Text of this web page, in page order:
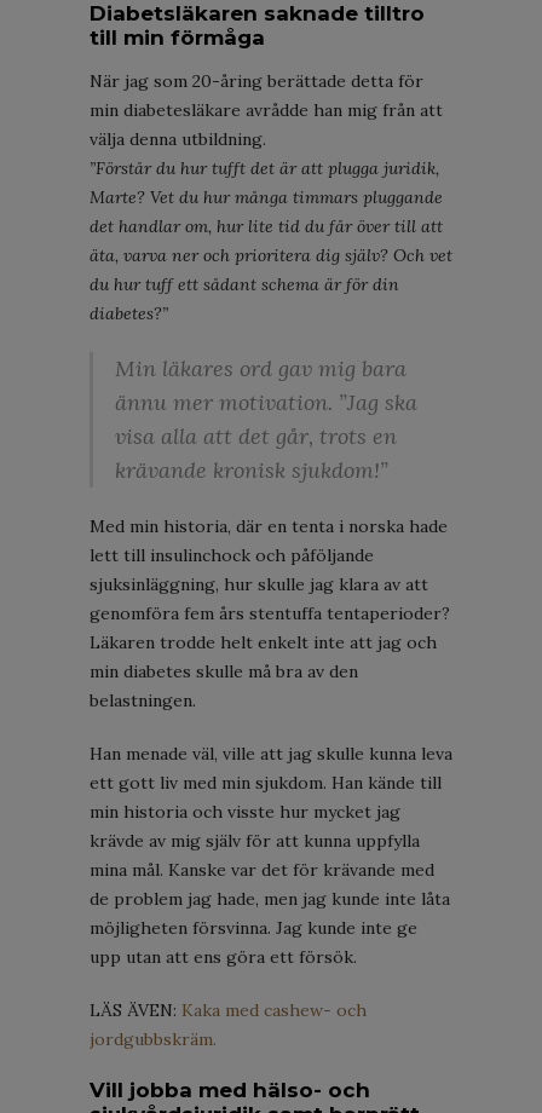
Diabetsläkaren saknade tilltro
till min förmåga
När jag som 20-åring berättade detta för
min diabetesläkare avrådde han mig från att
välja denna utbildning.
”Förstår du hur tufft det är att plugga juridik,
Marte? Vet du hur många timmars pluggande
det handlar om, hur lite tid du får över till att
äta, varva ner och prioritera dig själv? Och vet
du hur tuff ett sådant schema är för din
diabetes?”
Min läkares ord gav mig bara
ännu mer motivation. ”Jag ska
visa alla att det går, trots en
krävande kronisk sjukdom!”
Med min historia, där en tenta i norska hade
lett till insulinchock och påföljande
sjuksinläggning, hur skulle jag klara av att
genomföra fem års stentuffa tentaperioder?
Läkaren trodde helt enkelt inte att jag och
min diabetes skulle må bra av den
belastningen.
Han menade väl, ville att jag skulle kunna leva
ett gott liv med min sjukdom. Han kände till
min historia och visste hur mycket jag
krävde av mig själv för att kunna uppfylla
mina mål. Kanske var det för krävande med
de problem jag hade, men jag kunde inte låta
möjligheten försvinna. Jag kunde inte ge
upp utan att ens göra ett försök.
LÄS ÄVEN: Kaka med cashew- och
jordgubbskräm.
Vill jobba med hälso- och